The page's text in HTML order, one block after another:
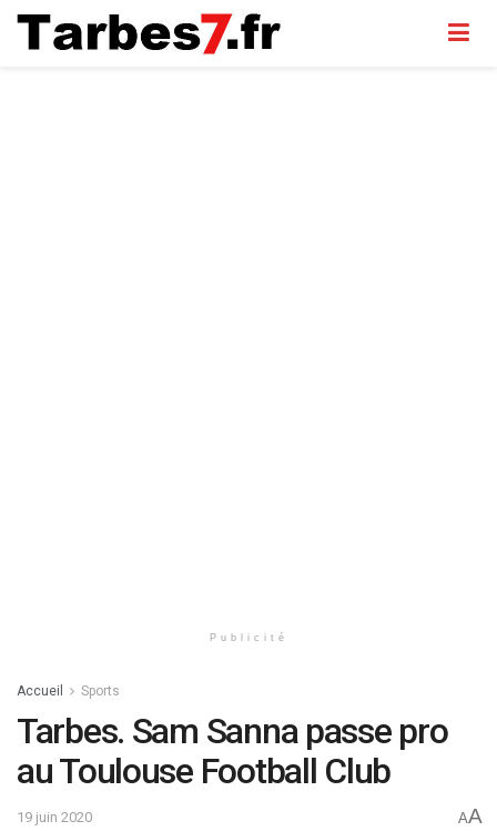
Publicité
Accueil Sports
Tarbes. Sam Sanna passe pro
au Toulouse Football Club
19 juin 2020 AA